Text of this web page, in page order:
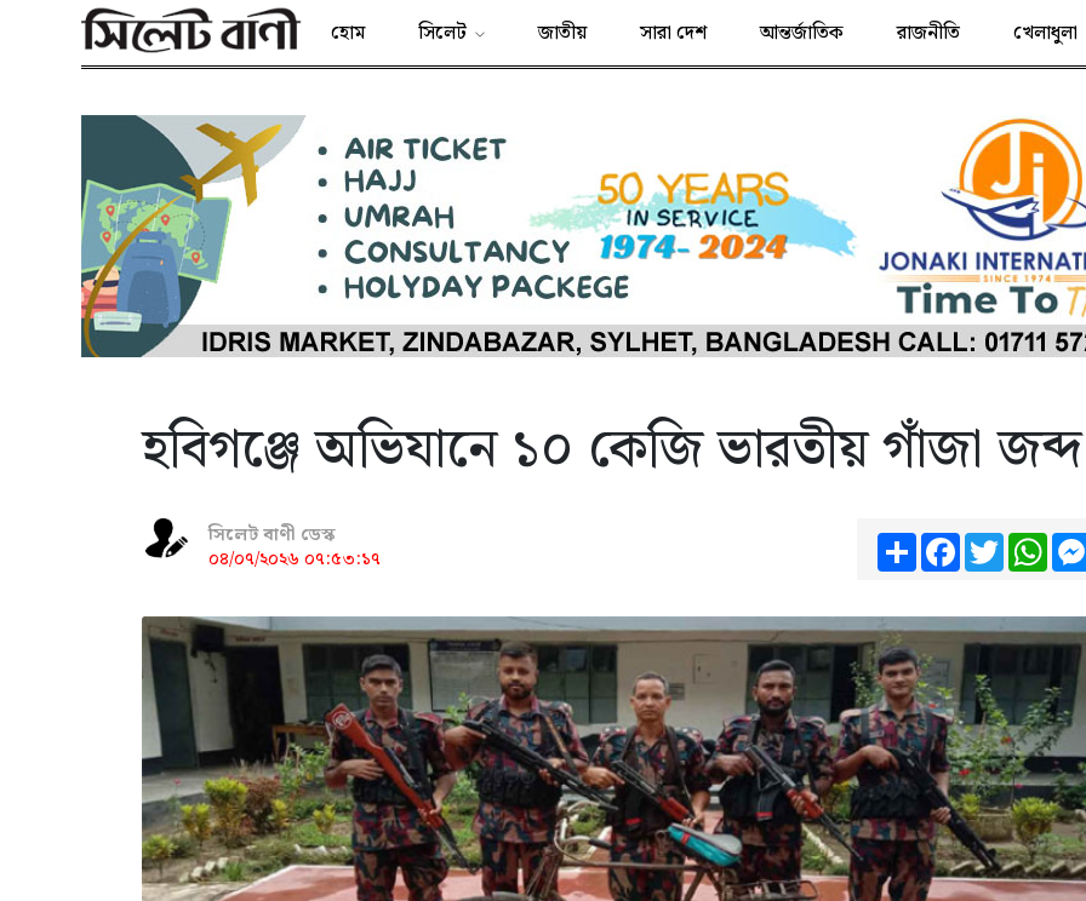
হোম সিলেট জাতীয় সারা দেশ আন্তর্জাতিক রাজনীতি খেলাধুলা
হবিগঞ্জে অভিযানে ১০ কেজি ভারতীয় গাঁজা জব্দ
সিলেট বাণী ডেস্ক
০৪/০৭/২০২৬ ০৭:৫৩:১৭
ShareFacebook
Twitter